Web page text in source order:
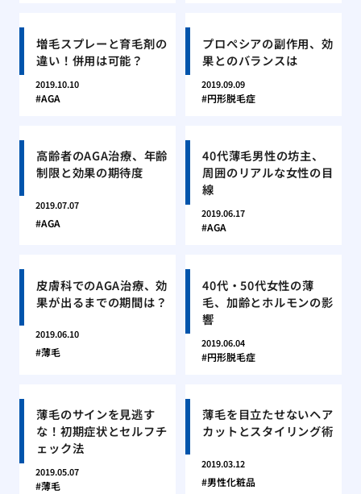
増毛スプレーと育毛剤の
違い！併用は可能？
2019.10.10
AGA
プロペシアの副作用、効
果とのバランスは
2019.09.09
円形脱毛症
高齢者のAGA治療、年齢
制限と効果の期待度
2019.07.07
AGA
40代薄毛男性の坊主、
周囲のリアルな女性の目
線
2019.06.17
AGA
皮膚科でのAGA治療、効
果が出るまでの期間は？
2019.06.10
薄毛
40代・50代女性の薄
毛、加齢とホルモンの影
響
2019.06.04
円形脱毛症
薄毛のサインを見逃す
な！初期症状とセルフチ
ェック法
2019.05.07
薄毛
薄毛を目立たせないヘア
カットとスタイリング術
2019.03.12
男性化粧品